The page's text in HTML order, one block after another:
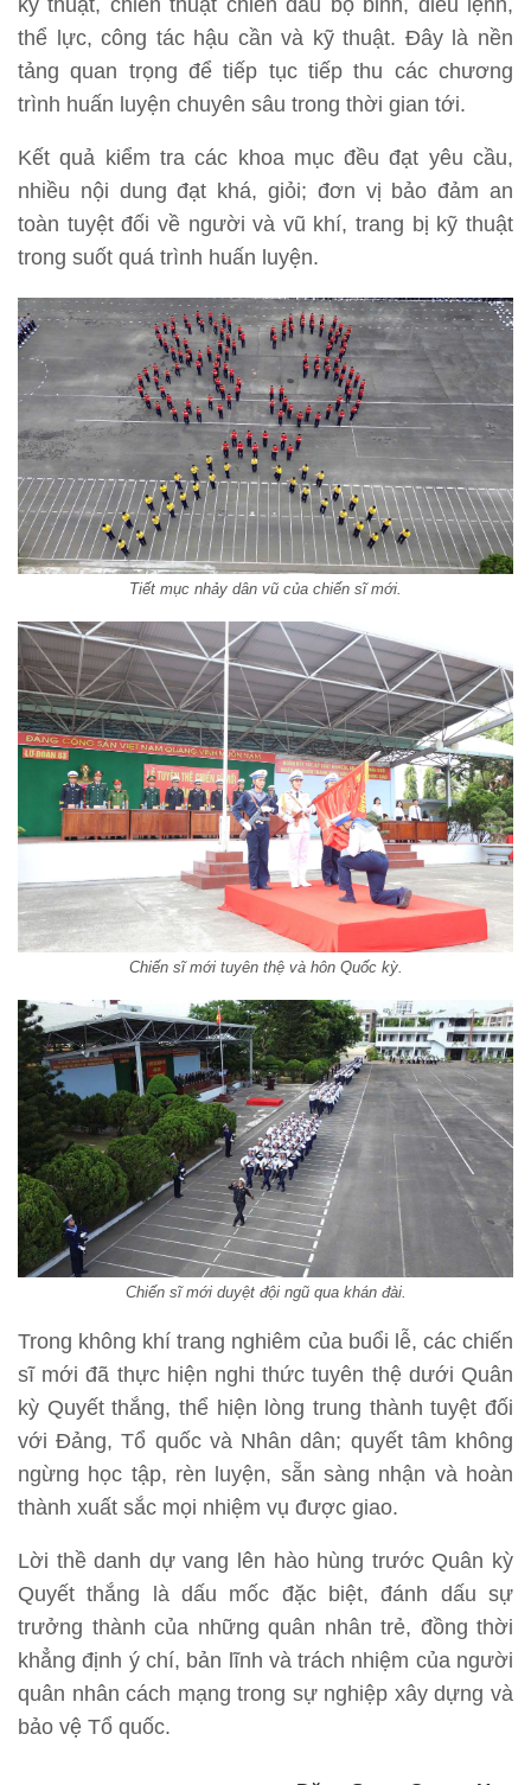
kỹ thuật, chiến thuật chiến đấu bộ binh, điều lệnh,
thể lực, công tác hậu cần và kỹ thuật. Đây là nền
tảng quan trọng để tiếp tục tiếp thu các chương
trình huấn luyện chuyên sâu trong thời gian tới.
Kết quả kiểm tra các khoa mục đều đạt yêu cầu,
nhiều nội dung đạt khá, giỏi; đơn vị bảo đảm an
toàn tuyệt đối về người và vũ khí, trang bị kỹ thuật
trong suốt quá trình huấn luyện.
Tiết mục nhảy dân vũ của chiến sĩ mới.
Chiến sĩ mới tuyên thệ và hôn Quốc kỳ.
Chiến sĩ mới duyệt đội ngũ qua khán đài.
Trong không khí trang nghiêm của buổi lễ, các chiến
sĩ mới đã thực hiện nghi thức tuyên thệ dưới Quân
kỳ Quyết thắng, thể hiện lòng trung thành tuyệt đối
với Đảng, Tổ quốc và Nhân dân; quyết tâm không
ngừng học tập, rèn luyện, sẵn sàng nhận và hoàn
thành xuất sắc mọi nhiệm vụ được giao.
Lời thề danh dự vang lên hào hùng trước Quân kỳ
Quyết thắng là dấu mốc đặc biệt, đánh dấu sự
trưởng thành của những quân nhân trẻ, đồng thời
khẳng định ý chí, bản lĩnh và trách nhiệm của người
quân nhân cách mạng trong sự nghiệp xây dựng và
bảo vệ Tổ quốc.